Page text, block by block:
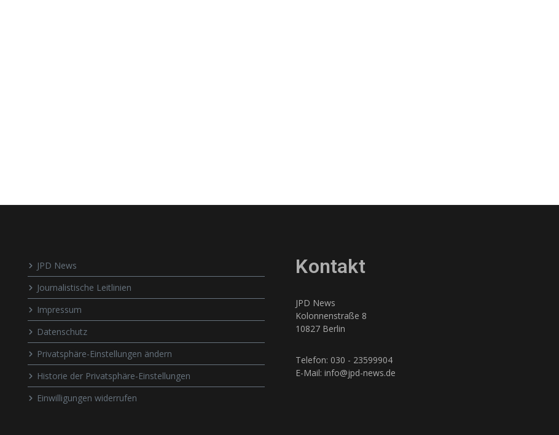
JPD News
Journalistische Leitlinien
Impressum
Datenschutz
Privatsphäre-Einstellungen ändern
Historie der Privatsphäre-Einstellungen
Einwilligungen widerrufen
Kontakt
JPD News
Kolonnenstraße 8
10827 Berlin
Telefon: 030 - 23599904
E-Mail: info@jpd-news.de